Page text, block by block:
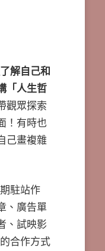
解自己和
「人生哲
觀眾探索
！有時也
己畫複雜
駐站作
、廣告單
、試映影
合作方式